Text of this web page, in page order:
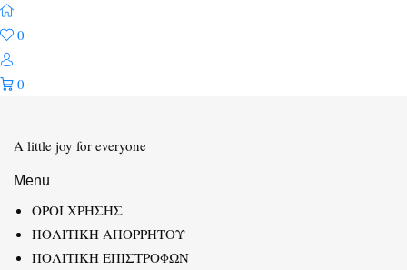
0
0
A little joy for everyone
Menu
ΟΡΟΙ ΧΡΗΣΗΣ
ΠΟΛΙΤΙΚΗ ΑΠΟΡΡΗΤΟΥ
ΠΟΛΙΤΙΚΗ ΕΠΙΣΤΡΟΦΩΝ